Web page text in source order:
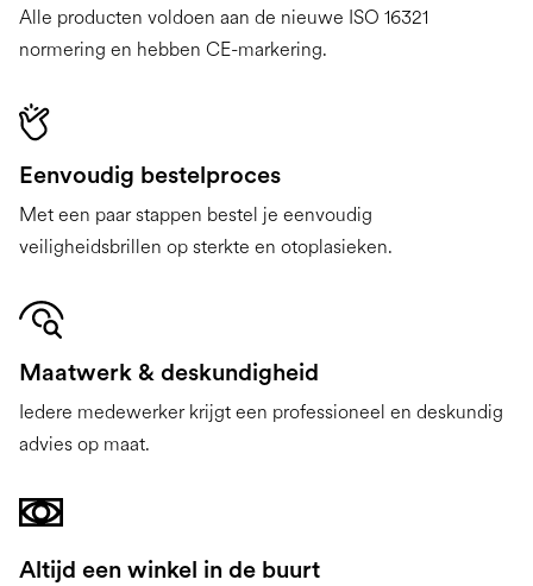
Alle producten voldoen aan de nieuwe ISO 16321
normering en hebben CE-markering.
Eenvoudig bestelproces
Met een paar stappen bestel je eenvoudig
veiligheidsbrillen op sterkte en otoplasieken.
Maatwerk & deskundigheid
Iedere medewerker krijgt een professioneel en deskundig
advies op maat.
Altijd een winkel in de buurt